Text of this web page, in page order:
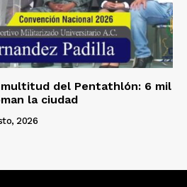
multitud del Pentathlón: 6 mil
la ciudad
2026